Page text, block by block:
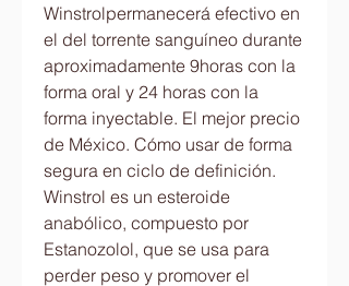
Winstrolpermanecerá efectivo en
el del torrente sanguíneo durante
aproximadamente 9horas con la
forma oral y 24 horas con la
forma inyectable. El mejor precio
de México. Cómo usar de forma
segura en ciclo de definición.
Winstrol es un esteroide
anabólico, compuesto por
Estanozolol, que se usa para
perder peso y promover el